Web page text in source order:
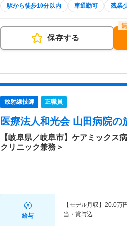
駅から徒歩10分以内 車通勤可 残業
保存する
放射線技師 正職員
医療法人和光会 山田病院の
【岐阜県／岐阜市】ケアミックス
クリニック兼務＞
給与
【モデル月収】 20.0万
当・賞与込